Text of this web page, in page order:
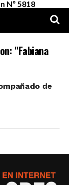
Nº 5818
"Fabiana
de